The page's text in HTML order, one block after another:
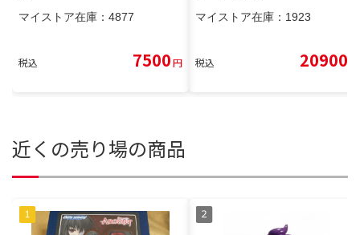
マイストア在庫： 4877
税込 7500円
マイストア在庫： 1923
税込 20900
近くの売り場の商品